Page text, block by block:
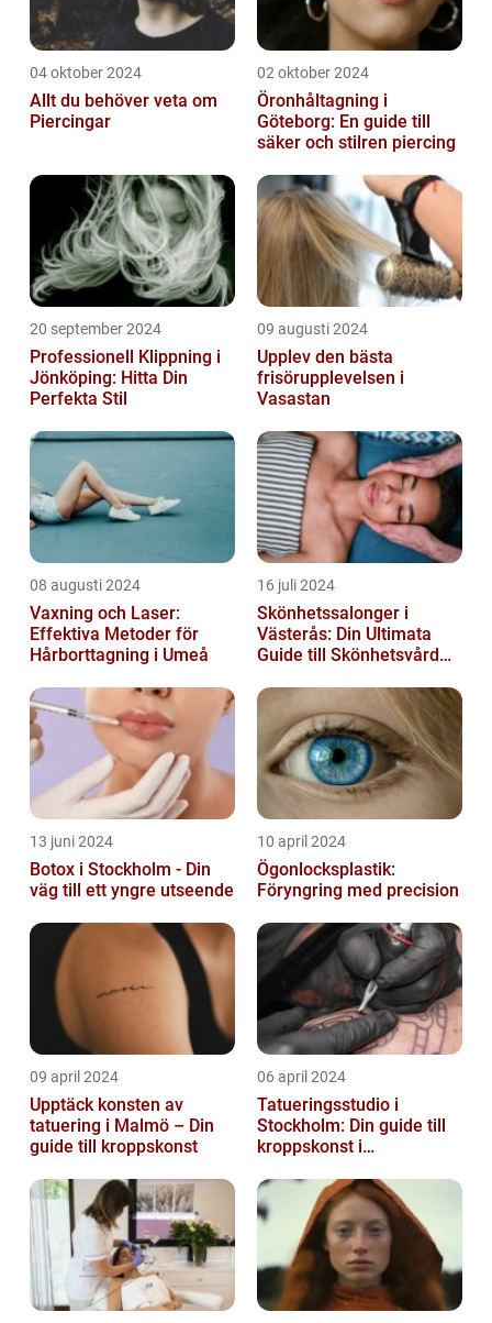
04 oktober 2024
Allt du behöver veta om
Piercingar
02 oktober 2024
Öronhåltagning i
Göteborg: En guide till
säker och stilren piercing
20 september 2024
Professionell Klippning i
Jönköping: Hitta Din
Perfekta Stil
09 augusti 2024
Upplev den bästa
frisörupplevelsen i
Vasastan
08 augusti 2024
Vaxning och Laser:
Effektiva Metoder för
Hårborttagning i Umeå
16 juli 2024
Skönhetssalonger i
Västerås: Din Ultimata
Guide till Skönhetsvård
13 juni 2024
Botox i Stockholm - Din
väg till ett yngre utseende
10 april 2024
Ögonlocksplastik:
Föryngring med precision
09 april 2024
Upptäck konsten av
tatuering i Malmö – Din
guide till kroppskonst
06 april 2024
Tatueringsstudio i
Stockholm: Din guide till
kroppskonst i